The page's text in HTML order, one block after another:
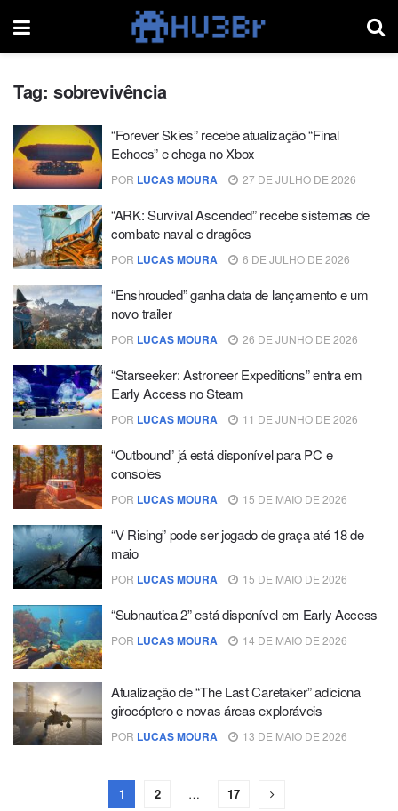
Tag: sobrevivência
“Forever Skies” recebe atualização “Final
Echoes” e chega no Xbox
POR LUCAS MOURA 27 DE JULHO DE 2026
“ARK: Survival Ascended” recebe sistemas de
combate naval e dragões
POR LUCAS MOURA 6 DE JULHO DE 2026
“Enshrouded” ganha data de lançamento e um
novo trailer
POR LUCAS MOURA 26 DE JUNHO DE 2026
“Starseeker: Astroneer Expeditions” entra em
Early Access no Steam
POR LUCAS MOURA 11 DE JUNHO DE 2026
“Outbound” já está disponível para PC e
consoles
POR LUCAS MOURA 15 DE MAIO DE 2026
“V Rising” pode ser jogado de graça até 18 de
maio
POR LUCAS MOURA 15 DE MAIO DE 2026
“Subnautica 2” está disponível em Early Access
POR LUCAS MOURA 14 DE MAIO DE 2026
Atualização de “The Last Caretaker” adiciona
girocóptero e novas áreas exploráveis
POR LUCAS MOURA 13 DE MAIO DE 2026
1 2 … 17